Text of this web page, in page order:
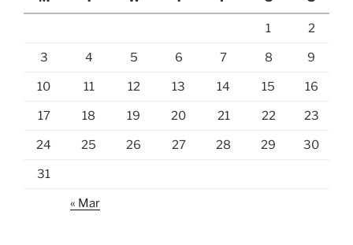
1 2
3 4 5 6 7 8 9
10 11 12 13 14 15 16
17 18 19 20 21 22 23
24 25 26 27 28 29 30
31
« Mar